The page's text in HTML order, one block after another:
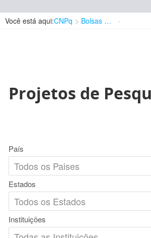
Você está aqui:CNPq Bolsas e Auxílios Vigentes
Projetos de
País
Estados
Instituições